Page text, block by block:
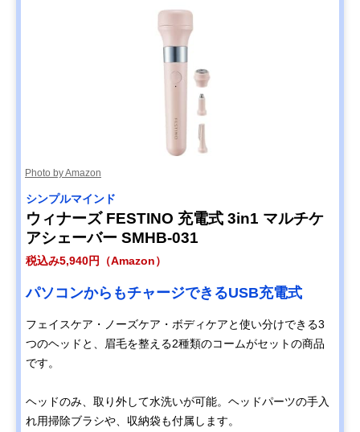
Photo by Amazon
シンプルマインド
ウィナーズ FESTINO 充電式 3in1 マルチケ
アシェーバー SMHB-031
税込み5,940円（Amazon）
パソコンからもチャージできるUSB充電式
フェイスケア・ノーズケア・ボディケアと使い分けできる3
つのヘッドと、眉毛を整える2種類のコームがセットの商品
です。
ヘッドのみ、取り外して水洗いが可能。ヘッドパーツの手入
れ用掃除ブラシや、収納袋も付属します。